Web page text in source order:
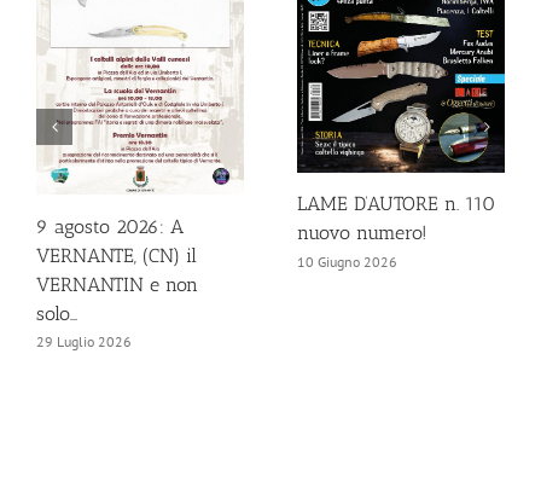
9 agosto 2026: A
VERNANTE, (CN) il
VERNANTIN e non
solo…
29 Luglio 2026
LAME D’AUTORE n. 110
nuovo numero!
10 Giugno 2026